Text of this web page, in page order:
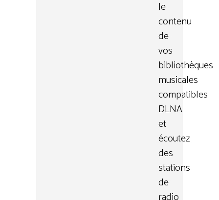
le
contenu
de
vos
bibliothèques
musicales
compatibles
DLNA
et
écoutez
des
stations
de